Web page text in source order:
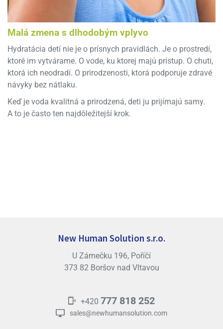
Malá zmena s dlhodobým vplyvo
Hydratácia detí nie je o prísnych pravidlách. Je o prostredí,
ktoré im vytvárame. O vode, ku ktorej majú prístup. O chuti,
ktorá ich neodradí. O prirodzenosti, ktorá podporuje zdravé
návyky bez nátlaku.
Keď je voda kvalitná a prirodzená, deti ju prijímajú samy.
A to je často ten najdôležitejší krok.
New Human Solution s.r.o.
U Zámečku 196, Poříčí
373 82 Boršov nad Vltavou
+420 777 818 252
sales@newhumansolution.com